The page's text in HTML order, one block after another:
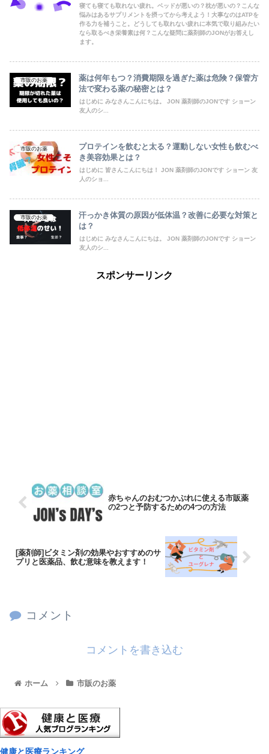
寝ても寝ても取れない疲れ。ベッドが悪いの？枕が悪いの？こんな
悩みはあるサプリメントを摂ってから考えよう！大事なのはATPを
作る力を補うこと。どうしても取れない疲れに本気で取り組みたい
なら取るべき栄養素は何？こんな疑問に薬剤師のJONがお答えし
ます。
市販のお薬
薬は何年もつ？消費期限を過ぎた薬は危険？保管方
法で変わる薬の秘密とは？
はじめに みなさんこんにちは。 JON 薬剤師のJONです ショーン
友人のシ...
市販のお薬
プロテインを飲むと太る？運動しない女性も飲むべ
き美容効果とは？
はじめに 皆さんこんにちは！ JON 薬剤師のJONです ショーン 友
人のショ...
市販のお薬
汗っかき体質の原因が低体温？改善に必要な対策と
は？
はじめに みなさんこんにちは。 JON 薬剤師のJONです ショーン
友人のシ...
スポンサーリンク
赤ちゃんのおむつかぶれに使える市販薬
の2つと予防するための4つの方法
[薬剤師]ビタミン剤の効果やおすすめのサ
プリと医薬品、飲む意味を教えます！
コメント
コメントを書き込む
ホーム 市販のお薬
健康と医療ランキング